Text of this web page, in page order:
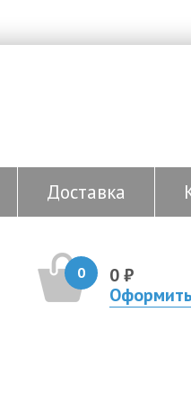
Доставка
0
0 ₽